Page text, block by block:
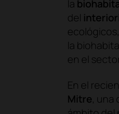
la
del
la
en el
En el
Mitre, una